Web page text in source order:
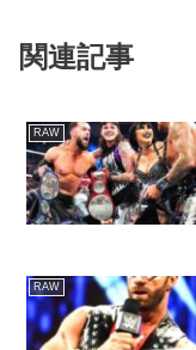
関連記事
RAW
RAW